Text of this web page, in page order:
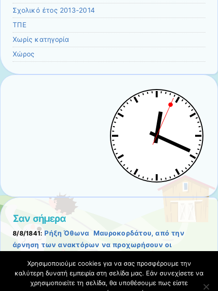
Σχολικό έτος 2013-2014
ΤΠΕ
Χωρίς κατηγορία
Χώρος
Σαν σήμερα
8/8/1841: Ρήξη Όθωνα  Μαυροκορδάτου, από την
άρνηση των ανακτόρων να προχωρήσουν οι
Σχετικές αναρτήσεις
Χρησιμοποιούμε cookies για να σας προσφέρουμε την
καλύτερη δυνατή εμπειρία στη σελίδα μας. Εάν συνεχίσετε να
χρησιμοποιείτε τη σελίδα, θα υποθέσουμε πως είστε